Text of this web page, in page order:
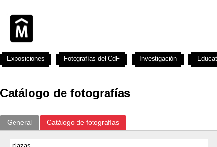
Catálogo de fotografías
General Catálogo de fotografías
Exposiciones Fotografías del CdF Investigación